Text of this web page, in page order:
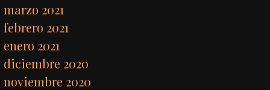
marzo 2021
febrero 2021
enero 2021
diciembre 2020
noviembre 2020